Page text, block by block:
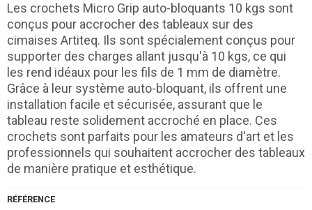
Les crochets Micro Grip auto-bloquants 10 kgs sont
conçus pour accrocher des tableaux sur des
cimaises Artiteq. Ils sont spécialement conçus pour
supporter des charges allant jusqu'à 10 kgs, ce qui
les rend idéaux pour les fils de 1 mm de diamètre.
Grâce à leur système auto-bloquant, ils offrent une
installation facile et sécurisée, assurant que le
tableau reste solidement accroché en place. Ces
crochets sont parfaits pour les amateurs d'art et les
professionnels qui souhaitent accrocher des tableaux
de manière pratique et esthétique.
RÉFÉRENCE